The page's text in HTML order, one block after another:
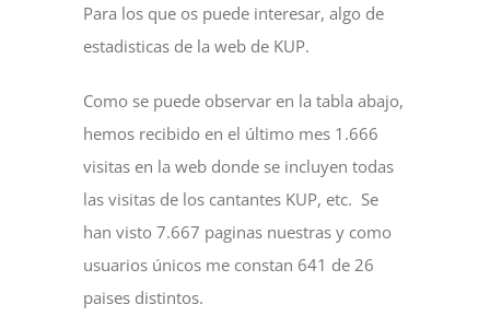
Para los que os puede interesar, algo de
estadisticas de la web de KUP.
Como se puede observar en la tabla abajo,
hemos recibido en el último mes 1.666
visitas en la web donde se incluyen todas
las visitas de los cantantes KUP, etc. Se
han visto 7.667 paginas nuestras y como
usuarios únicos me constan 641 de 26
paises distintos.